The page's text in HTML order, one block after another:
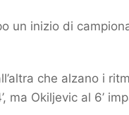
un inizio di
che alzano i
ma Okiljevic al 6’